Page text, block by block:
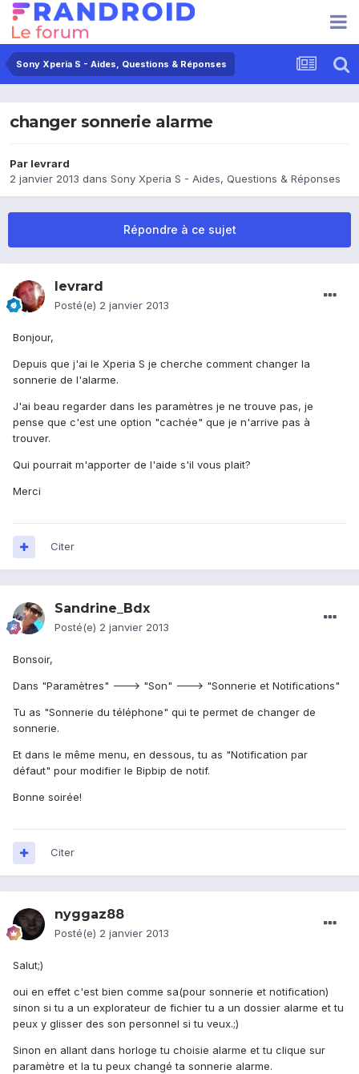
Sony Xperia S - Aides, Questions & Réponses
changer sonnerie alarme
Par levrard
2 janvier 2013 dans Sony Xperia S - Aides, Questions & Réponses
Répondre à ce sujet
levrard
Posté(e) 2 janvier 2013
Bonjour,
Depuis que j'ai le Xperia S je cherche comment changer la
sonnerie de l'alarme.
J'ai beau regarder dans les paramètres je ne trouve pas, je
pense que c'est une option "cachée" que je n'arrive pas à
trouver.
Qui pourrait m'apporter de l'aide s'il vous plait?
Merci
Citer
Sandrine_Bdx
Posté(e) 2 janvier 2013
Bonsoir,
Dans "Paramètres" ---> "Son" ---> "Sonnerie et Notifications"
Tu as "Sonnerie du téléphone" qui te permet de changer de
sonnerie.
Et dans le même menu, en dessous, tu as "Notification par
défaut" pour modifier le Bipbip de notif.
Bonne soirée!
Citer
nyggaz88
Posté(e) 2 janvier 2013
Salut;)
oui en effet c'est bien comme sa(pour sonnerie et notification)
sinon si tu a un explorateur de fichier tu a un dossier alarme et tu
peux y glisser des son personnel si tu veux.;)
Sinon en allant dans horloge tu choisie alarme et tu clique sur
paramètre et la tu peux changé ta sonnerie alarme.